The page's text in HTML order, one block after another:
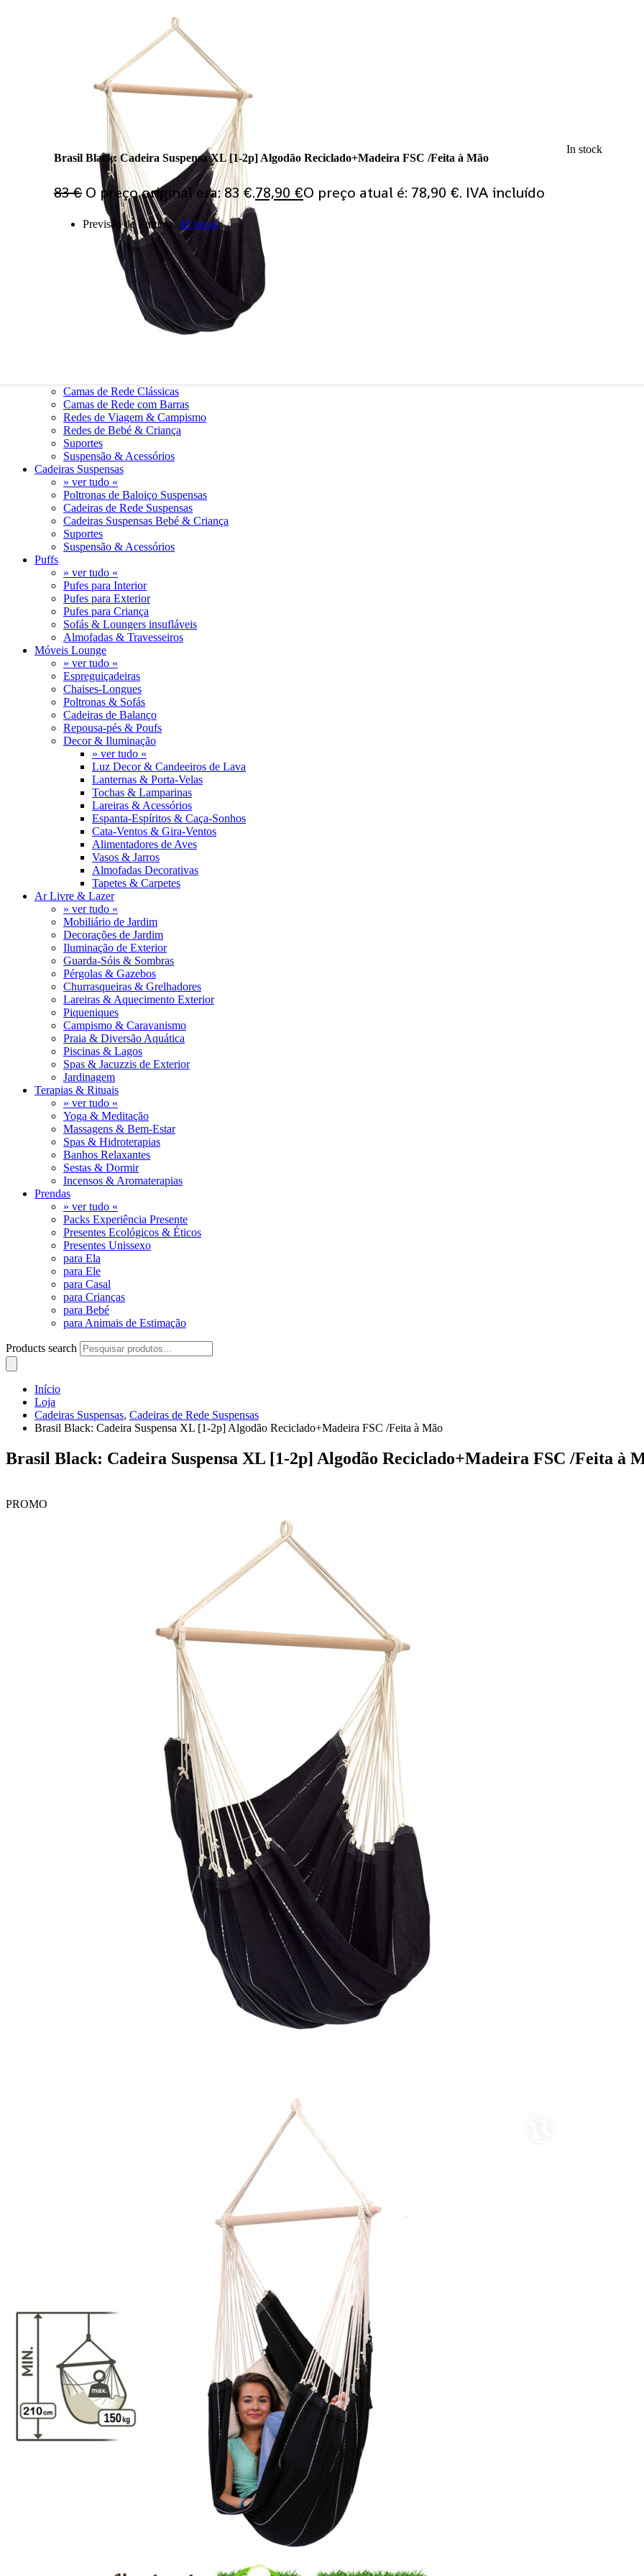
Bem-vind@ à nossa loja
Camas de Rede Clássicas
Camas de Rede com Barras
Redes de Viagem & Campismo
Redes de Bebé & Criança
Suportes
Suspensão & Acessórios
Cadeiras Suspensas
» ver tudo «
Poltronas de Baloiço Suspensas
Cadeiras de Rede Suspensas
Cadeiras Suspensas Bebé & Criança
Suportes
Suspensão & Acessórios
Puffs
» ver tudo «
Pufes para Interior
Pufes para Exterior
Pufes para Criança
Sofás & Loungers insufláveis
Almofadas & Travesseiros
Móveis Lounge
» ver tudo «
Espreguiçadeiras
Chaises-Longues
Poltronas & Sofás
Cadeiras de Balanço
Repousa-pés & Poufs
Decor & Iluminação
» ver tudo «
Luz Decor & Candeeiros de Lava
Lanternas & Porta-Velas
Tochas & Lamparinas
Lareiras & Acessórios
Espanta-Espíritos & Caça-Sonhos
Cata-Ventos & Gira-Ventos
Alimentadores de Aves
Vasos & Jarros
Almofadas Decorativas
Tapetes & Carpetes
Ar Livre & Lazer
» ver tudo «
Mobiliário de Jardim
Decorações de Jardim
Iluminação de Exterior
Guarda-Sóis & Sombras
Pérgolas & Gazebos
Churrasqueiras & Grelhadores
Lareiras & Aquecimento Exterior
Piqueniques
Campismo & Caravanismo
Praia & Diversão Aquática
Piscinas & Lagos
Spas & Jacuzzis de Exterior
Jardinagem
Terapias & Rituais
» ver tudo «
Yoga & Meditação
Massagens & Bem-Estar
Spas & Hidroterapias
Banhos Relaxantes
Sestas & Dormir
Incensos & Aromaterapias
Prendas
» ver tudo «
Packs Experiência Presente
Presentes Ecológicos & Éticos
Presentes Unissexo
para Ela
para Ele
para Casal
para Crianças
para Bebé
para Animais de Estimação
Products search
Início
Loja
Cadeiras Suspensas, Cadeiras de Rede Suspensas
Brasil Black: Cadeira Suspensa XL [1-2p] Algodão Reciclado+Madeira FSC /Feita à Mão
Brasil Black: Cadeira Suspensa XL [1-2p] Algodão Reciclado+Madeira FSC /Feita à
PROMO
Brasil Black: Cadeira Suspensa XL [1-2p] Algodão Reciclado+Madeira FSC /Feita à Mão
83€ O preço original era: 83 €.78,90 €O preço atual é: 78,90 €. IVA incluído
Previsão de Entrega: 48 horas
In stock